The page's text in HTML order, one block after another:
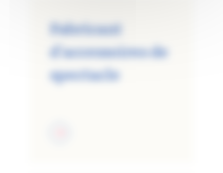
Fabricant
d'accessoires de
spectacle